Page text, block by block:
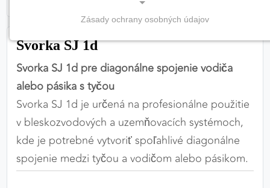
Svorka SJ 1d
Svorka SJ 1d pre diagonálne spojenie vodiča
alebo pásika s tyčou
Svorka SJ 1d je určená na profesionálne použitie
v bleskozvodových a uzemňovacích systémoch,
kde je potrebné vytvoriť spoľahlivé diagonálne
spojenie medzi tyčou a vodičom alebo pásikom.
(vždy aktívne, nemožno vypnúť)
Tieto cookies sú potrebné na správne fungovanie
webovej stránky a bez nich by nebolo možné
zabezpečiť jej plnú funkčnosť.
Nevyhnutné cookies
Zásady ochrany osobných údajov